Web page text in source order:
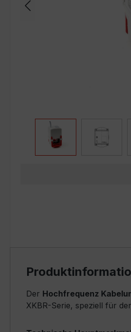
Der Hochfrequenz
XKBR-Serie, speziell für